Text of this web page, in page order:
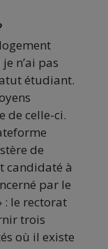
n’ai pas
étudiant.
de celle-ci.
de
candidaté à
par le
: le rectorat
trois
où il existe